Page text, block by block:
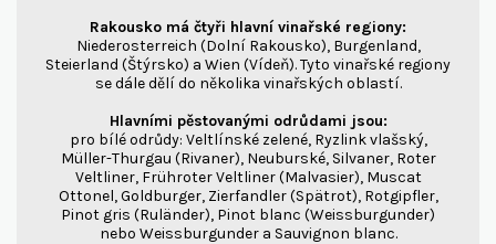
Rakousko má čtyři hlavní vinařské regiony:
Niederosterreich (Dolní Rakousko), Burgenland,
Steierland (Štýrsko) a Wien (Vídeň). Tyto vinařské regiony
se dále dělí do několika vinařských oblastí.
Hlavními pěstovanými odrůdami jsou:
pro bílé odrůdy: Veltlínské zelené, Ryzlink vlašský,
Müller-Thurgau (Rivaner), Neuburské, Silvaner, Roter
Veltliner, Frühroter Veltliner (Malvasier), Muscat
Ottonel, Goldburger, Zierfandler (Spätrot), Rotgipfler,
Pinot gris (Ruländer), Pinot blanc (Weissburgunder)
nebo Weissburgunder a Sauvignon blanc.